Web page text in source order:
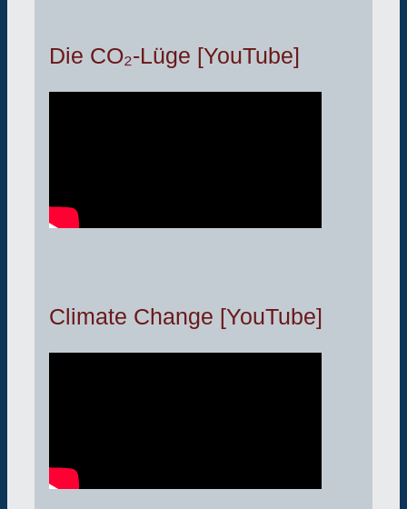
Die CO₂-Lüge [YouTube]
Climate Change [YouTube]